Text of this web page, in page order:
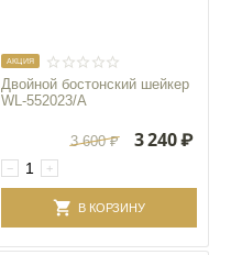
AКЦИЯ
Двойной бостонский шейкер
WL‑552023/A
+
−
3 600 ₽ 3 240₽
В КОРЗИНУ